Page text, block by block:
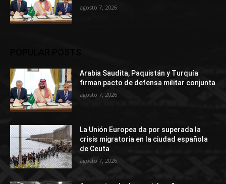
agosto 7, 2026
Arabia Saudita, Paquistán y Turquía
firman pacto de defensa militar conjunta
agosto 7, 2026
La Unión Europea da por superada la
crisis migratoria en la ciudad española
de Ceuta
agosto 7, 2026